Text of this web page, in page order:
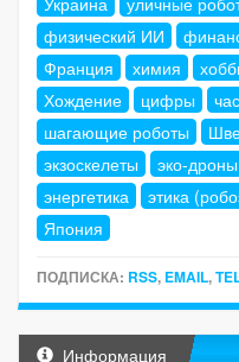
физический ИИ
Франция
химия
Хождение
цифры
шагающие роботы
экзоскелеты
эко-дроны
энергетика
этика
Япония
ПОДПИСКА: RSS, EMAIL,
Информация